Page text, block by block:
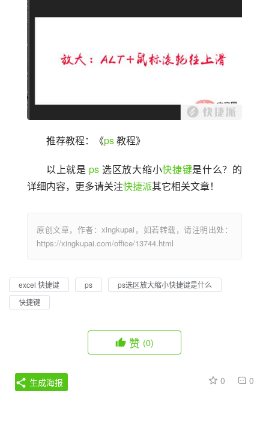
推荐教程：《ps 教程》
以上就是 ps 选区放大缩小快捷键是什么？的
详细内容，更多请关注快捷派其它相关文章！
原创文章，作者：xingkupai，如若转载，请注明出处：
https://xingkupai.com/office/13744.html
excel 快捷键 ps
ps选区放大缩小快捷键是什么
快捷键
赞 (0)
0 0
生成海报